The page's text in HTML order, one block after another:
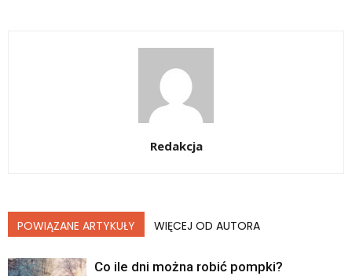
Redakcja
POWIĄZANE ARTYKUŁY WIĘCEJ OD AUTORA
Co ile dni można robić pompki?